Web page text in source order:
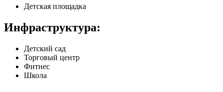
Детская площадка
Инфраструктура:
Детский сад
Торговый центр
Фитнес
Школа